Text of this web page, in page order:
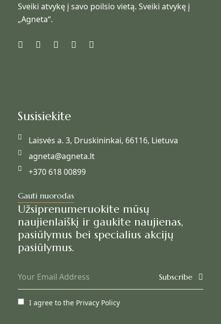
Sveiki atvykę į savo poilsio vietą. Sveiki atvykę į
„Agneta“.
Susisiekite
Laisvės a. 3, Druskininkai, 66116, Lietuva
agneta@agneta.lt
+370 618 00899
Gauti nuorodas
Užsiprenumeruokite mūsų
naujienlaiškį ir gaukite naujienas,
pasiūlymus bei specialius akcijų
pasiūlymus.
Subscribe
I agree to the Privacy Policy